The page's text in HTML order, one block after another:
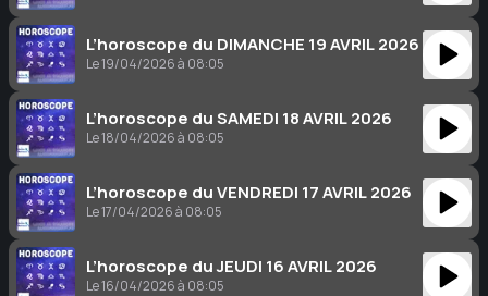
L’horoscope du DIMANCHE 19 AVRIL 2026
Le 19/04/2026 à 08:05
L’horoscope du SAMEDI 18 AVRIL 2026
Le 18/04/2026 à 08:05
L’horoscope du VENDREDI 17 AVRIL 2026
Le 17/04/2026 à 08:05
L’horoscope du JEUDI 16 AVRIL 2026
Le 16/04/2026 à 08:05